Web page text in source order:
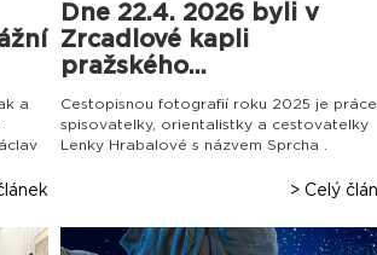
a
Dne 22.4. 2026 byli v
Zrcadlové kapli
pražského...
Cestopisnou fotografií roku 2025 je práce
spisovatelky, orientalistky a cestovatelky
Lenky Hrabalové s názvem Sprcha .
> Celý